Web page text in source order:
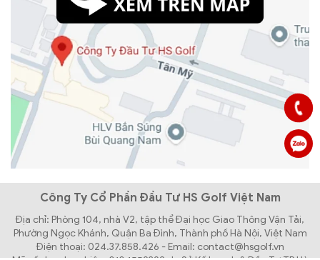
Công Ty Cổ Phần Đầu Tư HS Golf Việt Nam
Địa chỉ: Phòng 104, nhà V2, tập thể Đại học Giao Thông Vận Tải,
Phường Ngọc Khánh, Quận Ba Đình, Thành phố Hà Nội, Việt Nam
Điện thoại: 024.37.858.426 - Email: contact@hsgolf.vn